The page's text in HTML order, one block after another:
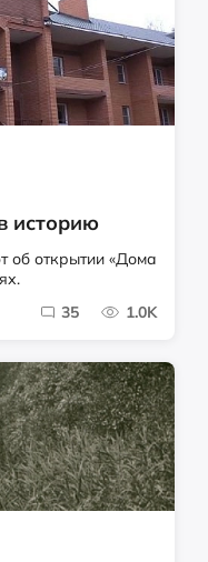
историю
об открытии «Дома
35 1.0K